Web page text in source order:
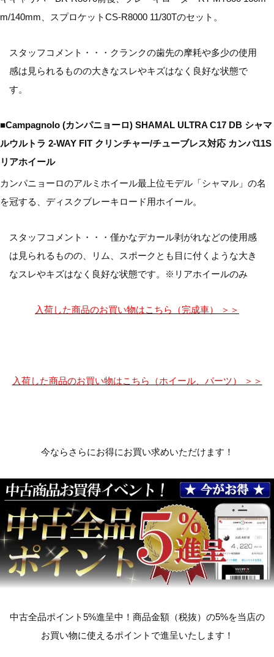
m/140mm、スプロケットCS-R8000 11/30Tのセット。
スタッフコメント・・・クランクの歯先の摩耗や多少の使用
感は見られるものの大きなスレやキズはなく良好な状態で
す。
■Campagnolo (カンパニョーロ) SHAMAL ULTRA C17 DB シャマ
ルウルトラ 2-WAY FIT クリンチャー/チューブレス対応 カンパ11S
リアホイール
カンパニョーロのアルミホイール最上位モデル「シャマル」の名
を冠する、ディスクブレーキロード用ホイール。
スタッフコメント・・・僅かなデカール剥がれなどの使用感
は見られるものの、リム、スポークとも目に付くような大き
なスレやキズはなく良好な状態です。※リアホイールのみ
入荷した商品のお買い物はこちら（完成車） ＞＞
入荷した商品のお買い物はこちら（ホイール、パーツ） ＞＞
今ならさらにお得にお買い求めいただけます！
中古全品ポイント5%進呈中！商品金額（税抜）の5%を当店の
お買い物に使えるポイントで進呈いたします！